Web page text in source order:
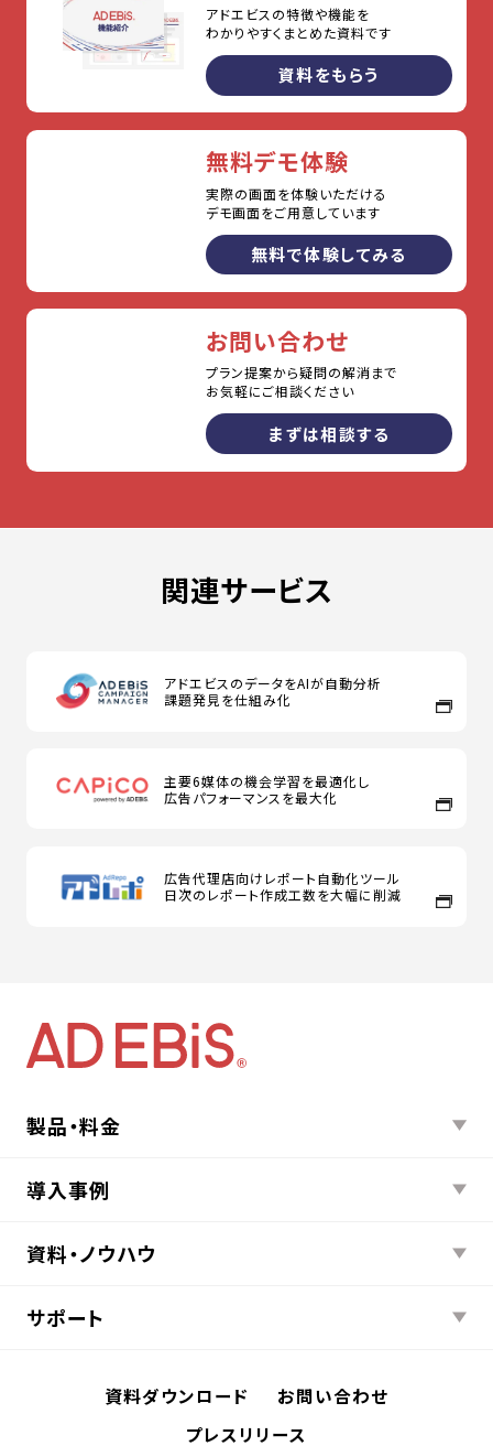
アドエビスの特徴や機能を
わかりやすくまとめた資料です
資料をもらう
無料デモ体験
実際の画面を体験いただける
デモ画面をご用意しています
無料で体験してみる
お問い合わせ
プラン提案から疑問の解消まで
お気軽にご相談ください
まずは相談する
関連サービス
アドエビスのデータをAIが自動分析
課題発見を仕組み化
主要6媒体の機会学習を最適化し
広告パフォーマンスを最大化
広告代理店向けレポート自動化ツール
日次のレポート作成工数を大幅に削減
製品・料金
導入事例
資料・ノウハウ
サポート
資料ダウンロード
お問い合わせ
プレスリリース